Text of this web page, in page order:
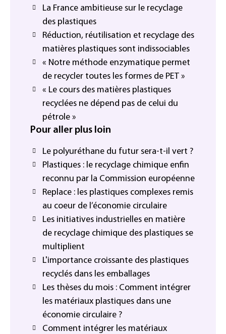
La France ambitieuse sur le recyclage
des plastiques
Réduction, réutilisation et recyclage des
matières plastiques sont indissociables
« Notre méthode enzymatique permet
de recycler toutes les formes de PET »
« Le cours des matières plastiques
recyclées ne dépend pas de celui du
pétrole »
Pour aller plus loin
Le polyuréthane du futur sera-t-il vert ?
Plastiques : le recyclage chimique enfin
reconnu par la Commission européenne
Replace : les plastiques complexes remis
au coeur de l’économie circulaire
Les initiatives industrielles en matière
de recyclage chimique des plastiques se
multiplient
L'importance croissante des plastiques
recyclés dans les emballages
Les thèses du mois : Comment intégrer
les matériaux plastiques dans une
économie circulaire ?
Comment intégrer les matériaux